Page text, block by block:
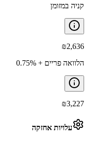
קניה במזומן
₪2,636
הלוואה פריים + 0.75%
₪3,227
עלויות אחזקה